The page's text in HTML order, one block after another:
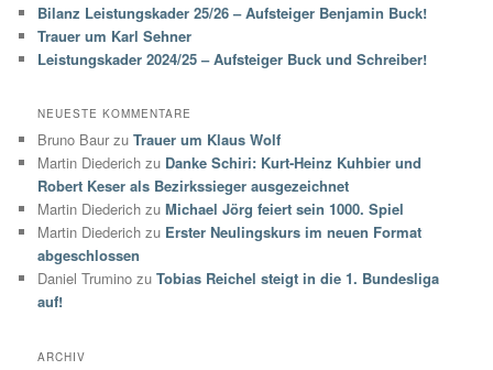
n
Bilanz Leistungskader 25/26 – Aufsteiger Benjamin Buck!
Trauer um Karl Sehner
Leistungskader 2024/25 – Aufsteiger Buck und Schreiber!
NEUESTE KOMMENTARE
Bruno Baur zuTrauer um Klaus Wolf
Martin Diederich zu Danke Schiri: Kurt-Heinz Kuhbier und
Robert Keser als Bezirkssieger ausgezeichnet
Martin Diederich zuMichael Jörg feiert sein 1000. Spiel
Martin Diederich zu Erster Neulingskurs im neuen Format
abgeschlossen
Daniel Trumino zuTobias Reichel steigt in die 1. Bundesliga
auf!
ARCHIV